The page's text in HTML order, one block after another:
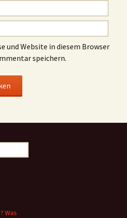
und Website in diesem Browser
speichern.
Was